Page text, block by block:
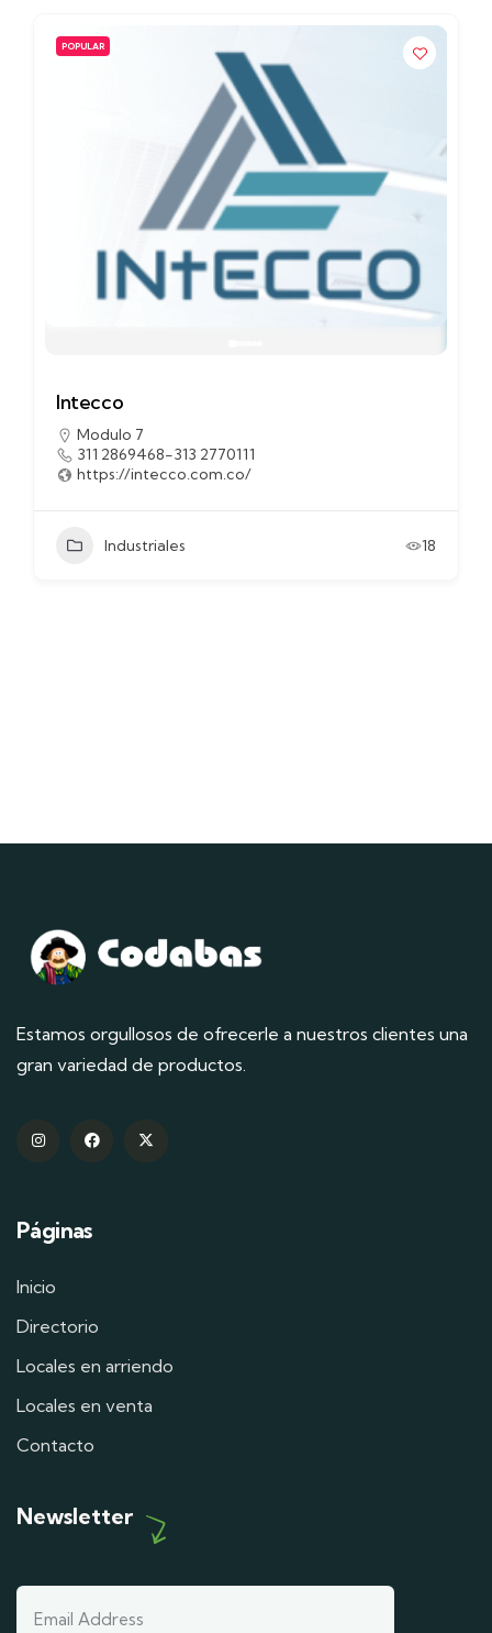
POPULAR
Intecco
Modulo 7
311 2869468-313 2770111
https://intecco.com.co/
Industriales 18
Estamos orgullosos de ofrecerle a nuestros clientes una
gran variedad de productos.
Páginas
Inicio
Directorio
Locales en arriendo
Locales en venta
Contacto
Newsletter